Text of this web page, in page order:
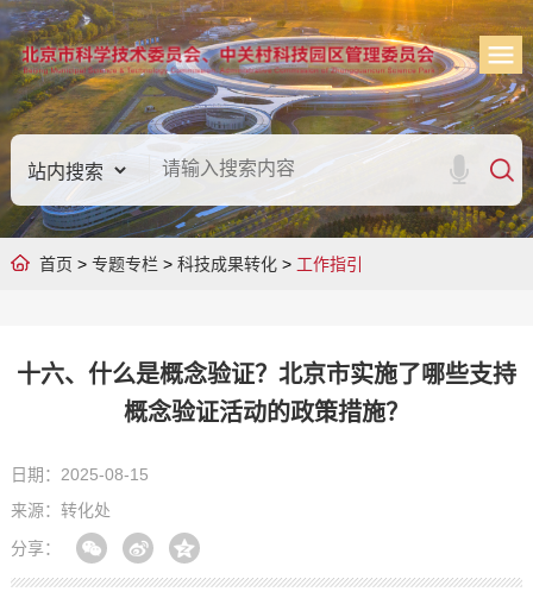
首页 > 专题专栏 > 科技成果转化> 工作指引
十六、什么是概念验证？北京市实施了哪些支持
概念验证活动的政策措施？
日期：2025-08-15
来源：转化处
分享：